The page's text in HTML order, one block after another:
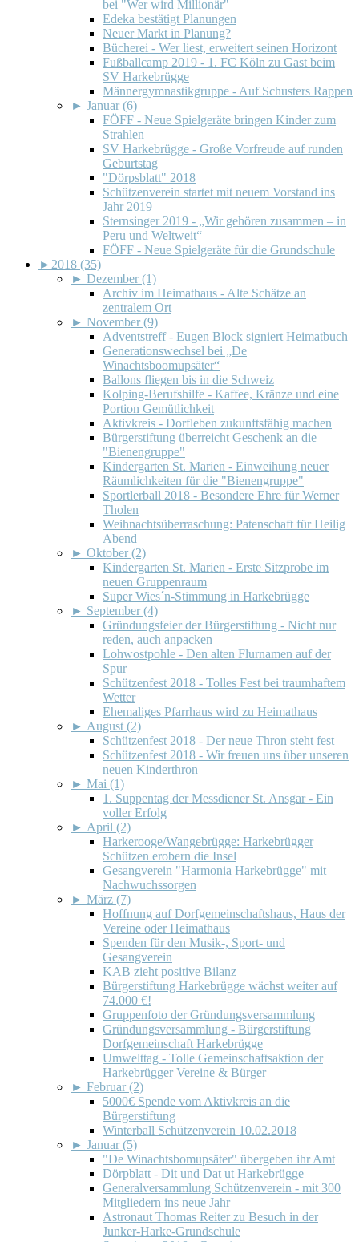
bei "Wer wird Millionär"
Edeka bestätigt Planungen
Neuer Markt in Planung?
Bücherei - Wer liest, erweitert seinen Horizont
Fußballcamp 2019 - 1. FC Köln zu Gast beim
SV Harkebrügge
Männergymnastikgruppe - Auf Schusters Rappen
► Januar (6)
FÖFF - Neue Spielgeräte bringen Kinder zum
Strahlen
SV Harkebrügge - Große Vorfreude auf runden
Geburtstag
"Dörpsblatt" 2018
Schützenverein startet mit neuem Vorstand ins
Jahr 2019
Sternsinger 2019 - „Wir gehören zusammen – in
Peru und Weltweit“
FÖFF - Neue Spielgeräte für die Grundschule
► 2018 (35)
► Dezember (1)
Archiv im Heimathaus - Alte Schätze an
zentralem Ort
► November (9)
Adventstreff - Eugen Block signiert Heimatbuch
Generationswechsel bei „De
Winachtsboomupsäter“
Ballons fliegen bis in die Schweiz
Kolping-Berufshilfe - Kaffee, Kränze und eine
Portion Gemütlichkeit
Aktivkreis - Dorfleben zukunftsfähig machen
Bürgerstiftung überreicht Geschenk an die
"Bienengruppe"
Kindergarten St. Marien - Einweihung neuer
Räumlichkeiten für die "Bienengruppe"
Sportlerball 2018 - Besondere Ehre für Werner
Tholen
Weihnachtsüberraschung: Patenschaft für Heilig
Abend
► Oktober (2)
Kindergarten St. Marien - Erste Sitzprobe im
neuen Gruppenraum
Super Wies´n-Stimmung in Harkebrügge
► September (4)
Gründungsfeier der Bürgerstiftung - Nicht nur
reden, auch anpacken
Lohwostpohle - Den alten Flurnamen auf der
Spur
Schützenfest 2018 - Tolles Fest bei traumhaftem
Wetter
Ehemaliges Pfarrhaus wird zu Heimathaus
► August (2)
Schützenfest 2018 - Der neue Thron steht fest
Schützenfest 2018 - Wir freuen uns über unseren
neuen Kinderthron
► Mai (1)
1. Suppentag der Messdiener St. Ansgar - Ein
voller Erfolg
► April (2)
Harkerooge/Wangebrügge: Harkebrügger
Schützen erobern die Insel
Gesangverein "Harmonia Harkebrügge" mit
Nachwuchssorgen
► März (7)
Hoffnung auf Dorfgemeinschaftshaus, Haus der
Vereine oder Heimathaus
Spenden für den Musik-, Sport- und
Gesangverein
KAB zieht positive Bilanz
Bürgerstiftung Harkebrügge wächst weiter auf
74.000 €!
Gruppenfoto der Gründungsversammlung
Gründungsversammlung - Bürgerstiftung
Dorfgemeinschaft Harkebrügge
Umwelttag - Tolle Gemeinschaftsaktion der
Harkebrügger Vereine & Bürger
► Februar (2)
5000€ Spende vom Aktivkreis an die
Bürgerstiftung
Winterball Schützenverein 10.02.2018
► Januar (5)
"De Winachtsbomupsäter" übergeben ihr Amt
Dörpblatt - Dit und Dat ut Harkebrügge
Generalversammlung Schützenverein - mit 300
Mitgliedern ins neue Jahr
Astronaut Thomas Reiter zu Besuch in der
Junker-Harke-Grundschule